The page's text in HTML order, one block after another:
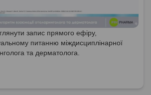
запис прямого ефіру,
питанню міждисциплінарної
та дерматолога.